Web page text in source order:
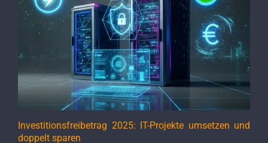
Investitionsfreibetrag 2025: IT-Projekte umsetzen und
doppelt sparen